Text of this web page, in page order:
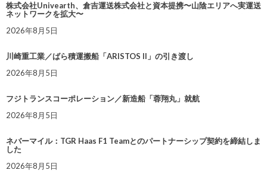
株式会社Univearth、倉吉運送株式会社と資本提携〜山陰エリアへ実運送
ネットワークを拡大〜
2026年8月5日
川崎重工業／ばら積運搬船「ARISTOS II」の引き渡し
2026年8月5日
フジトランスコーポレーション／新造船「蓉翔丸」就航
2026年8月5日
ネバーマイル：TGR Haas F1 Teamとのパートナーシップ契約を締結しま
した
2026年8月5日